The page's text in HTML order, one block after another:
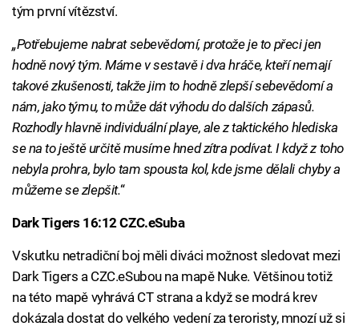
tým první vítězství.
„Potřebujeme nabrat sebevědomí, protože je to přeci jen
hodně nový tým. Máme v sestavě i dva hráče, kteří nemají
takové zkušenosti, takže jim to hodně zlepší sebevědomí a
nám, jako týmu, to může dát výhodu do dalších zápasů.
Rozhodly hlavně individuální playe, ale z taktického hlediska
se na to ještě určitě musíme hned zítra podívat. I když z toho
nebyla prohra, bylo tam spousta kol, kde jsme dělali chyby a
můžeme se zlepšit.“
Dark Tigers 16:12 CZC.eSuba
Vskutku netradiční boj měli diváci možnost sledovat mezi
Dark Tigers a CZC.eSubou na mapě Nuke. Většinou totiž
na této mapě vyhrává CT strana a když se modrá krev
dokázala dostat do velkého vedení za teroristy, mnozí už si